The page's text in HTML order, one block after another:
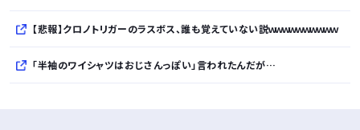
【悲報】クロノトリガーのラスボス、誰も覚えていない説ｗｗｗｗｗｗｗｗｗｗ
「半袖のワイシャツはおじさんっぽい」言われたんだが…